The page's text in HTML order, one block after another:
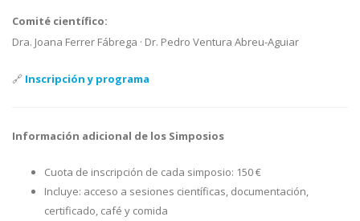
Comité científico:
Dra. Joana Ferrer Fábrega · Dr. Pedro Ventura Abreu-Aguiar
🔗 Inscripción y programa
Información adicional de los Simposios
Cuota de inscripción de cada simposio: 150 €
Incluye: acceso a sesiones científicas, documentación,
certificado, café y comida